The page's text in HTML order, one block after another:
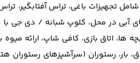
شامل تجهیزات باغی، تراس آفتابگیر،
آبی در محل، کلوپ شبانه / دی جی
ها، اتاق بازی، کافی شاپ، ارائه
رستوران (سرآشپزهای رستوران